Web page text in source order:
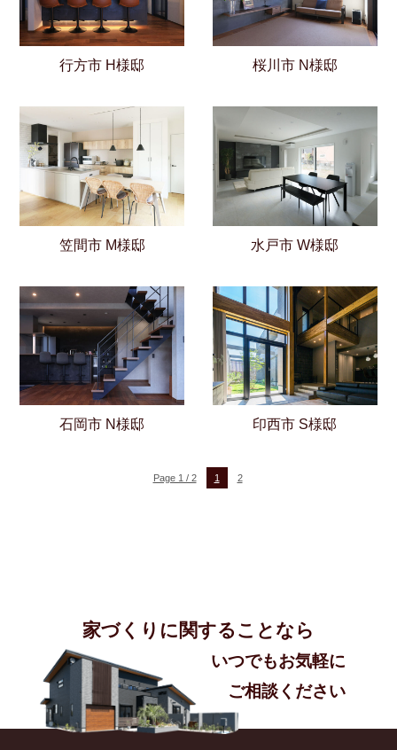
行方市 H様邸 桜川市 N様邸
笠間市 M様邸 水戸市 W様邸
石岡市 N様邸 印西市 S様邸
Page 1 / 2 1 2
家づくりに関することなら
いつでもお気軽に
ご相談ください​